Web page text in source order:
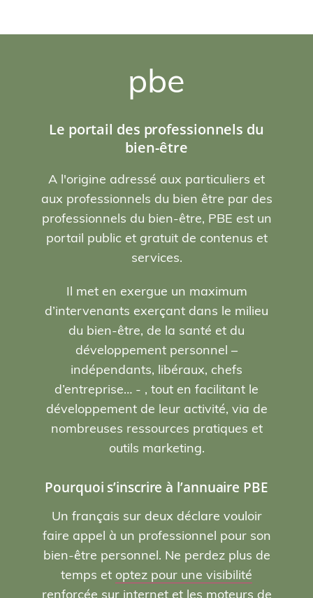
pbe
Le portail des professionnels du
bien-être
A l'origine adressé aux particuliers et
aux professionnels du bien être par des
professionnels du bien-être, PBE est un
portail public et gratuit de contenus et
services.
Il met en exergue un maximum
d’intervenants exerçant dans le milieu
du bien-être, de la santé et du
développement personnel –
indépendants, libéraux, chefs
d’entreprise… - , tout en facilitant le
développement de leur activité, via de
nombreuses ressources pratiques et
outils marketing.
Pourquoi s’inscrire à l’annuaire PBE
Un français sur deux déclare vouloir
faire appel à un professionnel pour son
bien-être personnel. Ne perdez plus de
temps et optez pour une visibilité
renforcée sur internet et les moteurs de